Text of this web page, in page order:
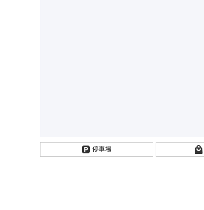
停車場